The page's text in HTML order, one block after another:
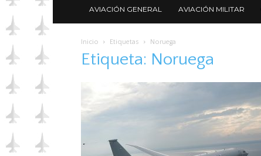
AVIACIÓN GENERAL AVIACIÓN MILITAR
Inicio Etiquetas Noruega
Etiqueta: Noruega